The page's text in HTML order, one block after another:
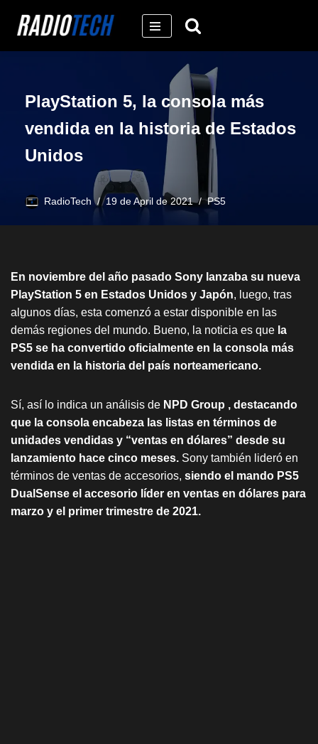
Skip
PlayStation 5, la consola más
vendida en la historia de Estados
Unidos
RadioTech 19 de April de 2021 PS5
En noviembre del año pasado Sony lanzaba su nueva
PlayStation 5 en Estados Unidos y Japón, luego, tras
algunos días, esta comenzó a estar disponible en las
demás regiones del mundo. Bueno, la noticia es que la
PS5 se ha convertido oficialmente en la consola más
vendida en la historia del país norteamericano.
Sí, así lo indica un análisis de NPD Group , destacando
que la consola encabeza las listas en términos de
unidades vendidas y “ventas en dólares” desde su
lanzamiento hace cinco meses. Sony también lideró en
términos de ventas de accesorios, siendo el mando PS5
DualSense el accesorio líder en ventas en dólares para
marzo y el primer trimestre de 2021.